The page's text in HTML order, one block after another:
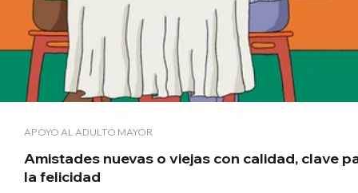
Amistades nuevas o viejas con calidad, clave
la felicidad
APOYO AL ADULTO MAYOR